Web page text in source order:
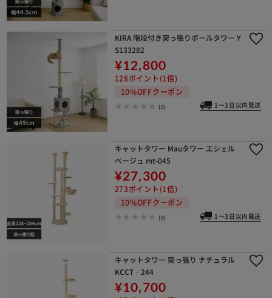
KIRA 階段付き突っ張りポールタワー Y
S133282
¥12,800
128ポイント(1倍)
10%OFFクーポン
(0) 1～3日以内発送
キャットタワー Mauタワー エシェル
ベージュ mt-045
¥27,300
273ポイント(1倍)
10%OFFクーポン
(0) 1～3日以内発送
キャットタワー 突っ張り ナチュラル
KCCT‐244
¥10,700